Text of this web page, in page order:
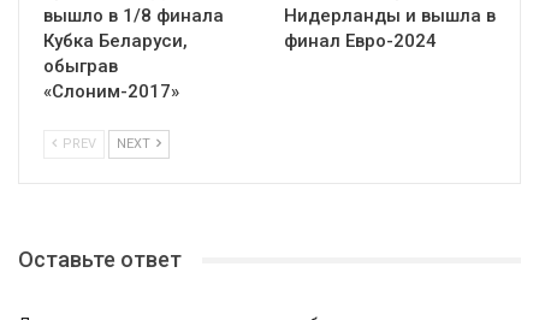
вышло в 1/8 финала
Кубка Беларуси,
обыграв
«Слоним-2017»
Нидерланды и вышла в
финал Евро-2024
PREV NEXT
Оставьте ответ